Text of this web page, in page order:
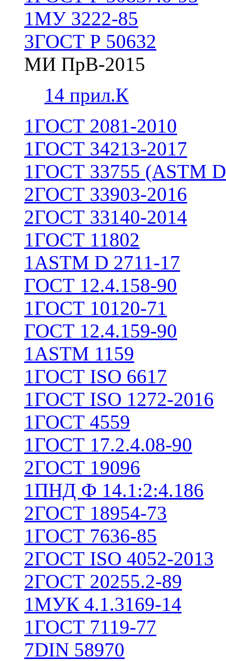
1МУ 3222-85
3ГОСТ Р 50632
МИ ПрВ-2015
14 прил.К
1ГОСТ 2081-2010
1ГОСТ 34213-2017
1ГОСТ 33755 (ASTM
2ГОСТ 33903-2016
2ГОСТ 33140-2014
1ГОСТ 11802
1ASTM D 2711-17
ГОСТ 12.4.158-90
1ГОСТ 10120-71
ГОСТ 12.4.159-90
1ASTM 1159
1ГОСТ ISO 6617
1ГОСТ ISO 1272-2016
1ГОСТ 4559
1ГОСТ 17.2.4.08-90
2ГОСТ 19096
1ПНД Ф 14.1:2:4.186
2ГОСТ 18954-73
1ГОСТ 7636-85
2ГОСТ ISO 4052-2013
2ГОСТ 20255.2-89
1МУК 4.1.3169-14
1ГОСТ 7119-77
7DIN 58970